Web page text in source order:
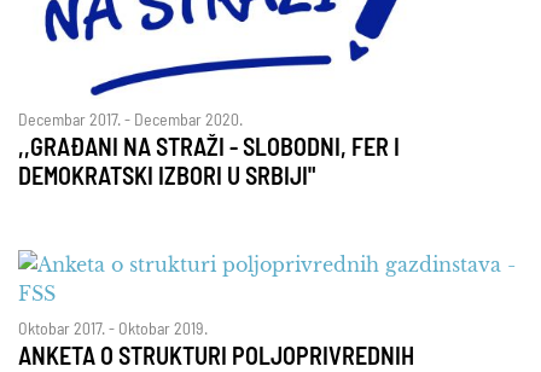
Decembar 2017. - Decembar 2020.
,,GRAĐANI NA STRAŽI - SLOBODNI, FER I
DEMOKRATSKI IZBORI U SRBIJI"
Oktobar 2017. - Oktobar 2019.
ANKETA O STRUKTURI POLJOPRIVREDNIH